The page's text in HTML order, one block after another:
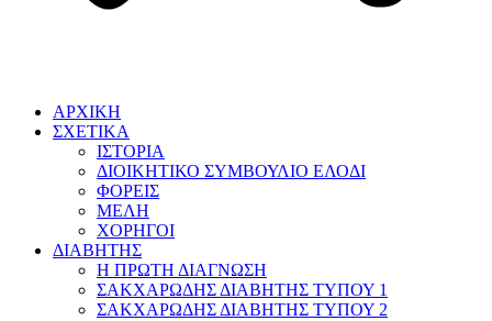
ΑΡΧΙΚΗ
ΣΧΕΤΙΚΑ
ΙΣΤΟΡΙΑ
ΔΙΟΙΚΗΤΙΚΟ ΣΥΜΒΟΥΛΙΟ ΕΛΟΔΙ
ΦΟΡΕΙΣ
ΜΕΛΗ
ΧΟΡΗΓΟΙ
ΔΙΑΒΗΤΗΣ
Η ΠΡΩΤΗ ΔΙΑΓΝΩΣΗ
ΣΑΚΧΑΡΩΔΗΣ ΔΙΑΒΗΤΗΣ ΤΥΠΟΥ 1
ΣΑΚΧΑΡΩΔΗΣ ΔΙΑΒΗΤΗΣ ΤΥΠΟΥ 2